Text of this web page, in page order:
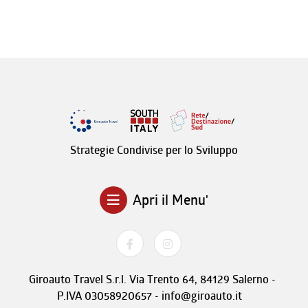
Strategie Condivise per lo Sviluppo
Apri il Menu'
Giroauto Travel S.r.l. Via Trento 64, 84129 Salerno -
P.IVA 03058920657 - info@giroauto.it